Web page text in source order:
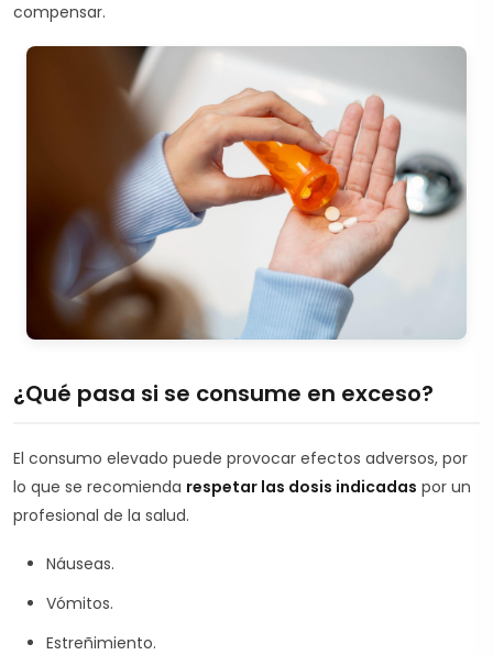
compensar.
¿Qué pasa si se consume en exceso?
El consumo elevado puede provocar efectos adversos, por
lo que se recomienda respetar las dosis indicadas por un
profesional de la salud.
Náuseas.
Vómitos.
Estreñimiento.